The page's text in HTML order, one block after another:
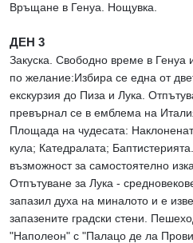
Връщане в Генуа. Нощувка.
ДЕН 3
Закуска. Свободно време в Генуа
по желание:Избира се една от
екскурзия до Пиза и Лука.
превърнал се в емблема на
Площада на чудесата:
кула; Катедралата;
възможност за самостоятелно
Отпътуване за Лука -
запазил духа на миналото и е
запазените градски стени.
"Наполеон" с "Палацо де ла